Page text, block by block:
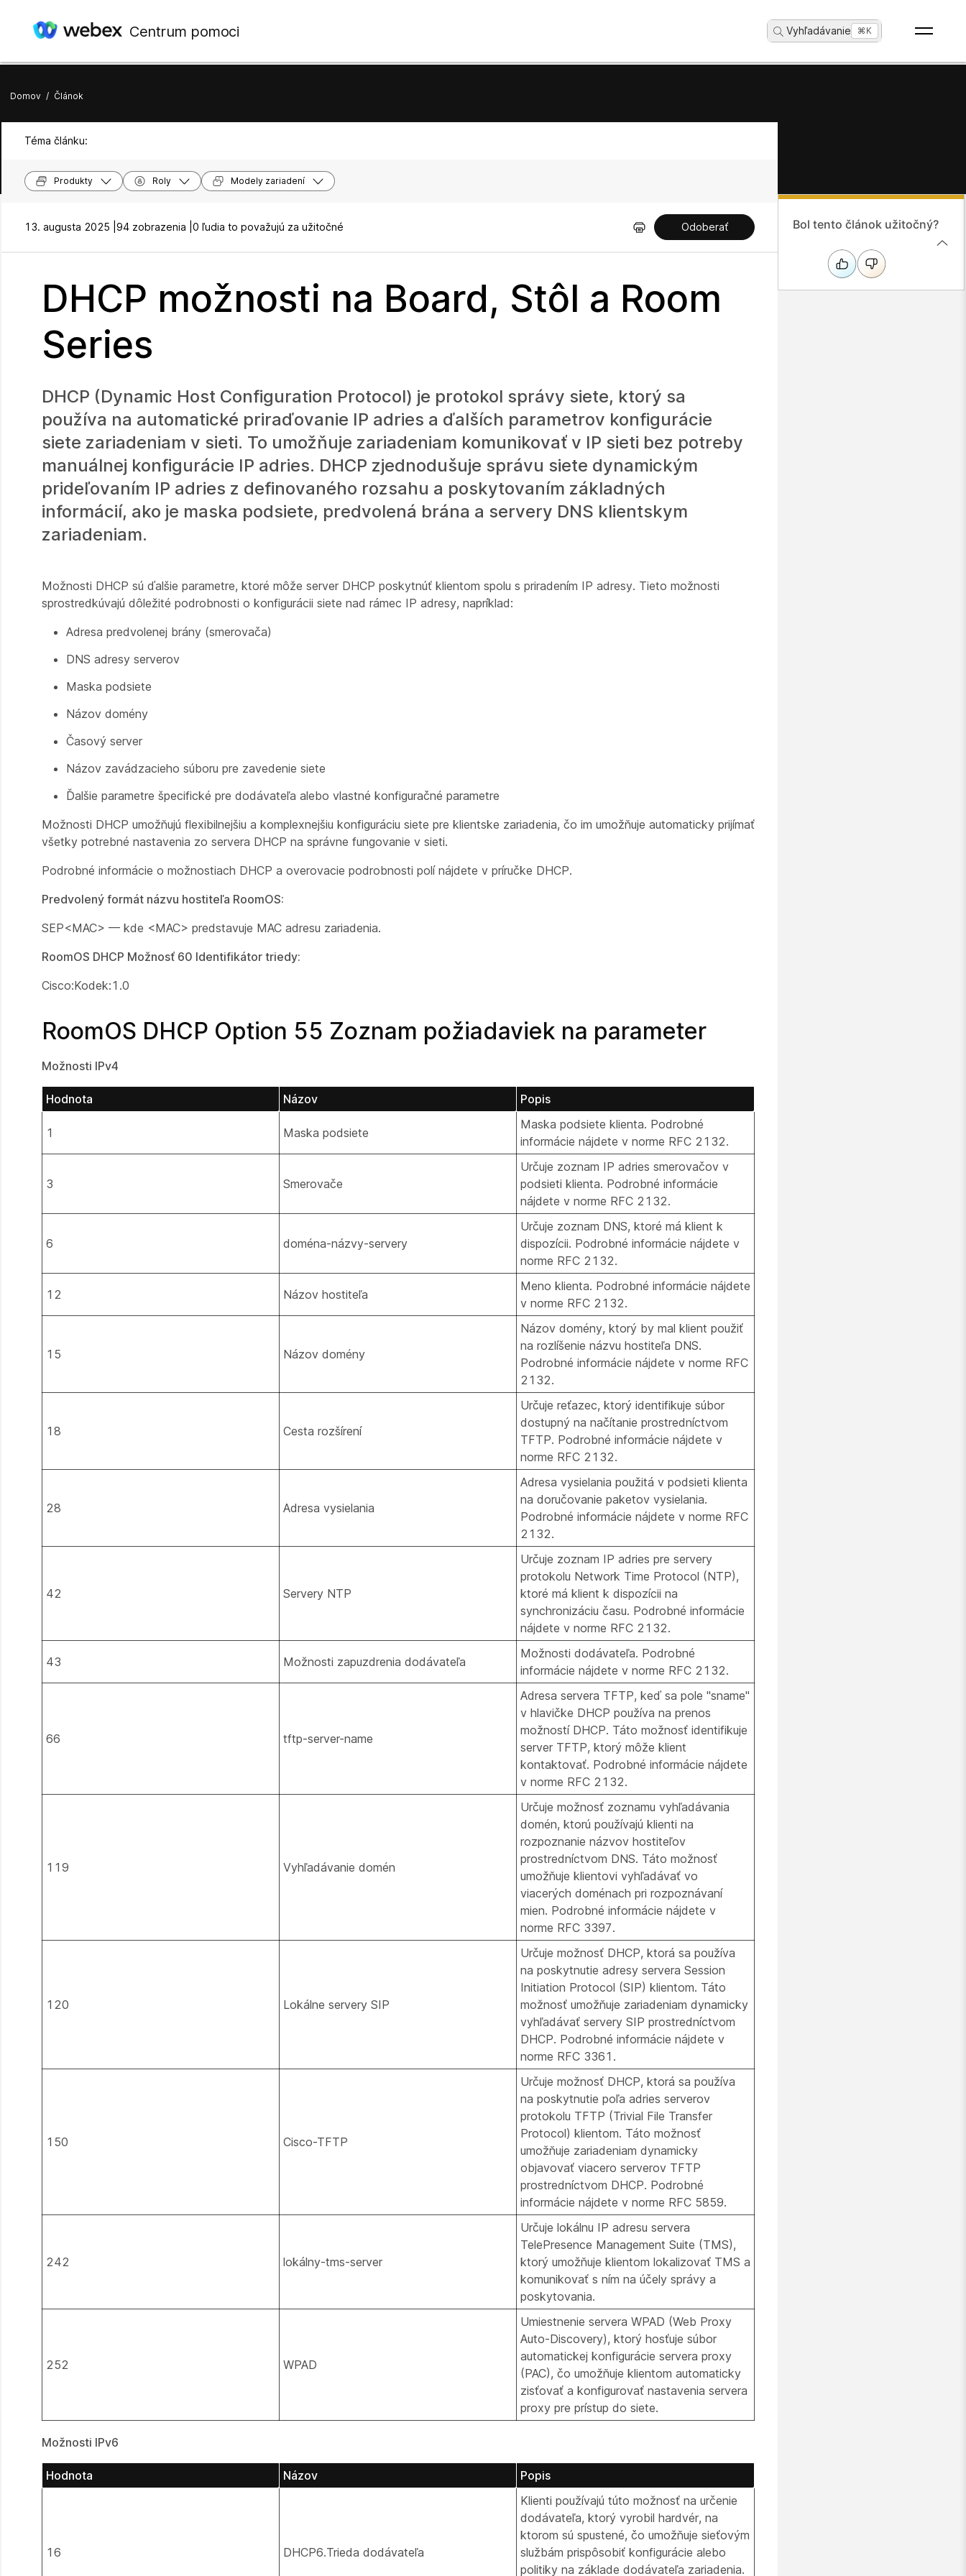
Centrum pomoci Vyhľadávanie ...⌘K
Domov / Článok
Téma článku:
Produkty Roly Modely zariadení
13. augusta 2025 | 94 zobrazenia | 0 ľudia to považujú za užitočné Odoberať
DHCP možnosti na Board, Stôl a Room
Series
DHCP (Dynamic Host Configuration Protocol) je protokol správy siete, ktorý sa
používa na automatické priraďovanie IP adries a ďalších parametrov konfigurácie
siete zariadeniam v sieti. To umožňuje zariadeniam komunikovať v IP sieti bez potreby
manuálnej konfigurácie IP adries. DHCP zjednodušuje správu siete dynamickým
prideľovaním IP adries z definovaného rozsahu a poskytovaním základných
informácií, ako je maska podsiete, predvolená brána a servery DNS klientskym
zariadeniam.
Možnosti DHCP sú ďalšie parametre, ktoré môže server DHCP poskytnúť klientom spolu s priradením IP adresy. Tieto možnosti
sprostredkúvajú dôležité podrobnosti o konfigurácii siete nad rámec IP adresy, napríklad:
Adresa predvolenej brány (smerovača)
DNS adresy serverov
Maska podsiete
Názov domény
Časový server
Názov zavádzacieho súboru pre zavedenie siete
Ďalšie parametre špecifické pre dodávateľa alebo vlastné konfiguračné parametre
Možnosti DHCP umožňujú flexibilnejšiu a komplexnejšiu konfiguráciu siete pre klientske zariadenia, čo im umožňuje automaticky prijímať
všetky potrebné nastavenia zo servera DHCP na správne fungovanie v sieti.
Podrobné informácie o možnostiach DHCP a overovacie podrobnosti polí nájdete v príručke DHCP.
Predvolený formát názvu hostiteľa RoomOS:
SEP<MAC> — kde <MAC> predstavuje MAC adresu zariadenia.
RoomOS DHCP Možnosť 60 Identifikátor triedy:
Cisco:Kodek:1.0
RoomOS DHCP Option 55 Zoznam požiadaviek na parameter
Možnosti IPv4
Hodnota Názov Popis
1 Maska podsiete
Maska podsiete klienta. Podrobné
informácie nájdete v norme RFC 2132.
3 Smerovače
Určuje zoznam IP adries smerovačov v
podsieti klienta. Podrobné informácie
nájdete v norme RFC 2132.
6 doména-názvy-servery
Určuje zoznam DNS, ktoré má klient k
dispozícii. Podrobné informácie nájdete v
norme RFC 2132.
12 Názov hostiteľa
Meno klienta. Podrobné informácie nájdete
v norme RFC 2132.
15 Názov domény
Názov domény, ktorý by mal klient použiť
na rozlíšenie názvu hostiteľa DNS.
Podrobné informácie nájdete v norme RFC
2132.
18 Cesta rozšírení
Určuje reťazec, ktorý identifikuje súbor
dostupný na načítanie prostredníctvom
TFTP. Podrobné informácie nájdete v
norme RFC 2132.
28 Adresa vysielania
Adresa vysielania použitá v podsieti klienta
na doručovanie paketov vysielania.
Podrobné informácie nájdete v norme RFC
2132.
42 Servery NTP
Určuje zoznam IP adries pre servery
protokolu Network Time Protocol (NTP),
ktoré má klient k dispozícii na
synchronizáciu času. Podrobné informácie
nájdete v norme RFC 2132.
43 Možnosti zapuzdrenia dodávateľa
Možnosti dodávateľa. Podrobné
informácie nájdete v norme RFC 2132.
66 tftp-server-name
Adresa servera TFTP, keď sa pole "sname"
v hlavičke DHCP používa na prenos
možností DHCP. Táto možnosť identifikuje
server TFTP, ktorý môže klient
kontaktovať. Podrobné informácie nájdete
v norme RFC 2132.
119 Vyhľadávanie domén
Určuje možnosť zoznamu vyhľadávania
domén, ktorú používajú klienti na
rozpoznanie názvov hostiteľov
prostredníctvom DNS. Táto možnosť
umožňuje klientovi vyhľadávať vo
viacerých doménach pri rozpoznávaní
mien. Podrobné informácie nájdete v
norme RFC 3397.
120 Lokálne servery SIP
Určuje možnosť DHCP, ktorá sa používa
na poskytnutie adresy servera Session
Initiation Protocol (SIP) klientom. Táto
možnosť umožňuje zariadeniam dynamicky
vyhľadávať servery SIP prostredníctvom
DHCP. Podrobné informácie nájdete v
norme RFC 3361.
150 Cisco-TFTP
Určuje možnosť DHCP, ktorá sa používa
na poskytnutie poľa adries serverov
protokolu TFTP (Trivial File Transfer
Protocol) klientom. Táto možnosť
umožňuje zariadeniam dynamicky
objavovať viacero serverov TFTP
prostredníctvom DHCP. Podrobné
informácie nájdete v norme RFC 5859.
242 lokálny-tms-server
Určuje lokálnu IP adresu servera
TelePresence Management Suite (TMS),
ktorý umožňuje klientom lokalizovať TMS a
komunikovať s ním na účely správy a
poskytovania.
252 WPAD
Umiestnenie servera WPAD (Web Proxy
Auto-Discovery), ktorý hosťuje súbor
automatickej konfigurácie servera proxy
(PAC), čo umožňuje klientom automaticky
zisťovať a konfigurovať nastavenia servera
proxy pre prístup do siete.
Možnosti IPv6
Hodnota Názov Popis
16 DHCP6.Trieda dodávateľa
Klienti používajú túto možnosť na určenie
dodávateľa, ktorý vyrobil hardvér, na
ktorom sú spustené, čo umožňuje sieťovým
službám prispôsobiť konfigurácie alebo
politiky na základe dodávateľa zariadenia.
Bol tento článok užitočný?